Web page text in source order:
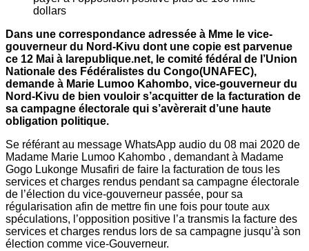
Dans une correspondance adressée à Mme le vice-
gouverneur du Nord-Kivu dont une copie est parvenue
ce 12 Mai à larepublique.net, le comité fédéral de l’Union
Nationale des Fédéralistes du Congo(UNAFEC),
demande à Marie Lumoo Kahombo, vice-gouverneur du
Nord-Kivu de bien vouloir s’acquitter de la facturation de
sa campagne électorale qui s’avèrerait d’une haute
obligation politique.
Se référant au message WhatsApp audio du 08 mai 2020 de
Madame Marie Lumoo Kahombo , demandant à Madame
Gogo Lukonge Musafiri de faire la facturation de tous les
services et charges rendus pendant sa campagne électorale
de l’élection du vice-gouverneur passée, pour sa
régularisation afin de mettre fin une fois pour toute aux
spéculations, l’opposition positive l’a transmis la facture des
services et charges rendus lors de sa campagne jusqu’à son
élection comme vice-Gouverneur.